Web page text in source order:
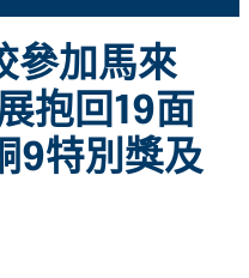
參加馬來
抱回19面
9特別獎及